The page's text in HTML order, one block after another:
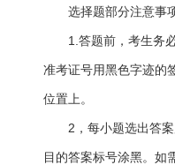
选择题部分注意事
1.答题前，考生务必
准考证号用黑色字迹的
位置上。
2，每小题选出答案
目的答案标号涂黑。如